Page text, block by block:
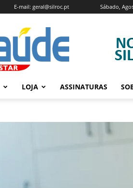
Sábado,
E-mail: geral@silroc.pt
Revista
Saúde
e
Bem
Estar
Edição
LOJA ASSINATURAS